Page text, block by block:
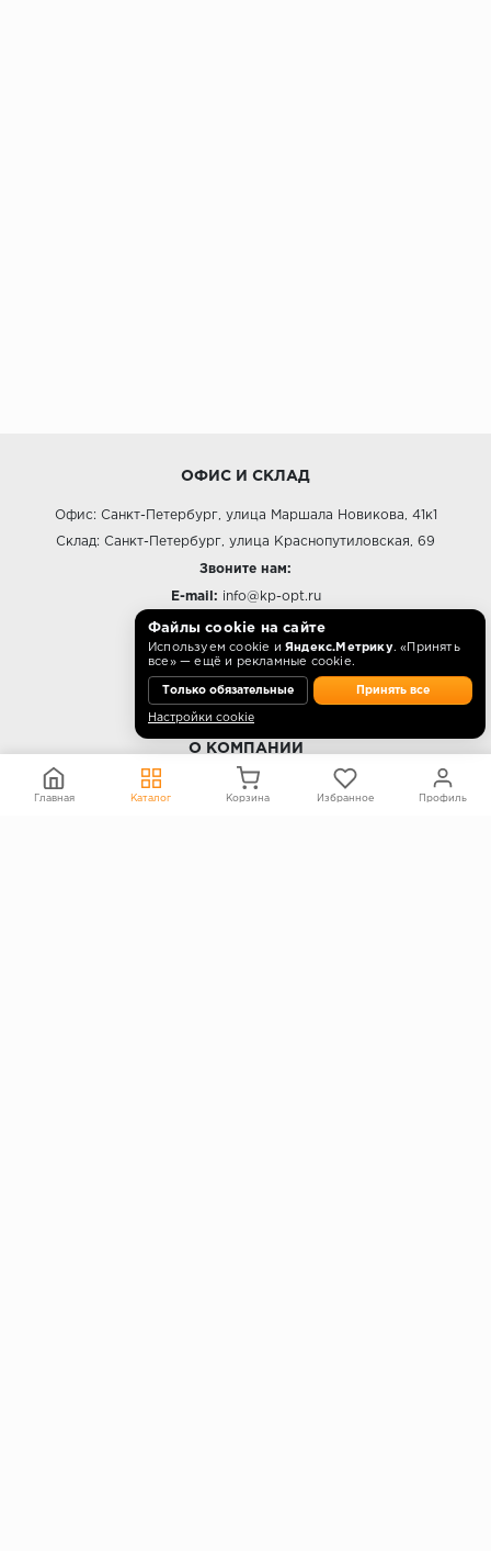
ОФИС И СКЛАД
Офис: Санкт-Петербург, улица Маршала Новикова, 41к1
Склад: Санкт-Петербург, улица Краснопутиловская, 69
Звоните нам:
E-mail: info@kp-opt.ru
Режим работы
10:00 - 18:00 пн-пт.
О КОМПАНИИ
Контакты
Файлы cookie на сайте
Используем cookie и Яндекс.Метрику. «Принять
все» — ещё и рекламные cookie.
Только обязательные Принять все
Настройки cookie
Главная Каталог Корзина Избранное Профиль